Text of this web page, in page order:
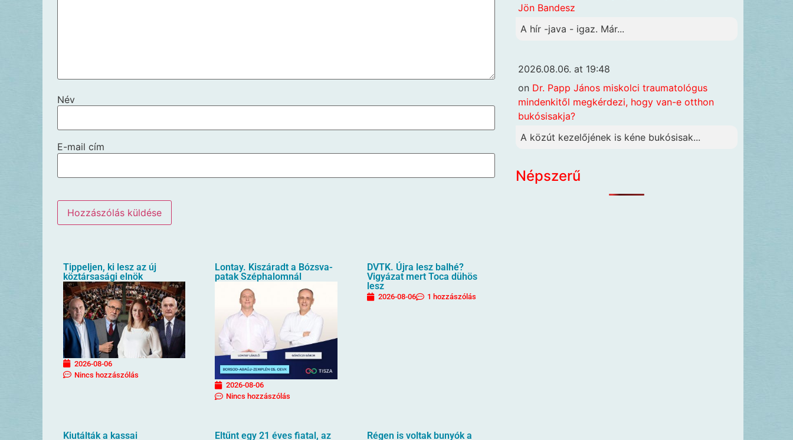
Név
E-mail cím
Tippeljen, ki lesz az új
köztársasági elnök
2026-08-06
Nincs hozzászólás
Lontay. Kiszáradt a Bózsva-
patak Széphalomnál
2026-08-06
Nincs hozzászólás
DVTK. Újra lesz balhé?
Vigyázat mert Toca dühös
lesz
2026-08-06 1 hozzászólás
Kiutálták a kassai
Eltűnt egy 21 éves fiatal, az
Régen is voltak bunyók a
Jön Bandesz
A hír -java - igaz. Már...
2026.08.06. at 19:48
on Dr. Papp János miskolci traumatológus
mindenkitől megkérdezi, hogy van-e otthon
bukósisakja?
A közút kezelőjének is kéne bukósisak...
Népszerű